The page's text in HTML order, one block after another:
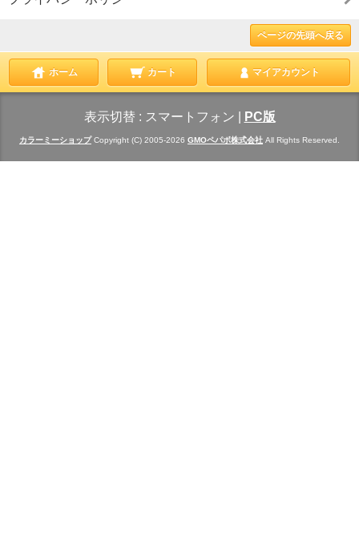
ページの先頭へ戻る
ホーム カート マイアカウント
表示切替 : スマートフォン PC版
カラーミーショップ Copyright (C) 2005-2026 GMOペパボ株式会社 All Rights Reserved.